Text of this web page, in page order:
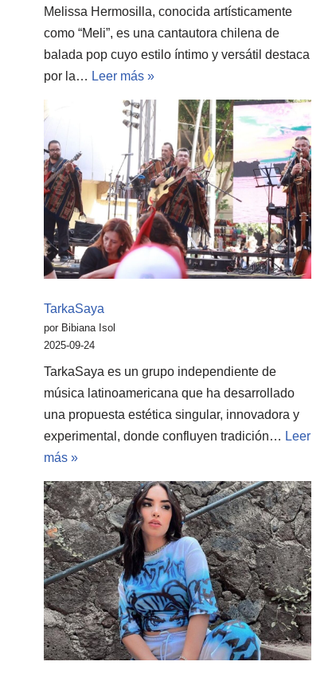
Melissa Hermosilla, conocida artísticamente
como “Meli”, es una cantautora chilena de
balada pop cuyo estilo íntimo y versátil destaca
por la… Leer más »
TarkaSaya
por Bibiana Isol
2025-09-24
TarkaSaya es un grupo independiente de
música latinoamericana que ha desarrollado
una propuesta estética singular, innovadora y
experimental, donde confluyen tradición… Leer
más »